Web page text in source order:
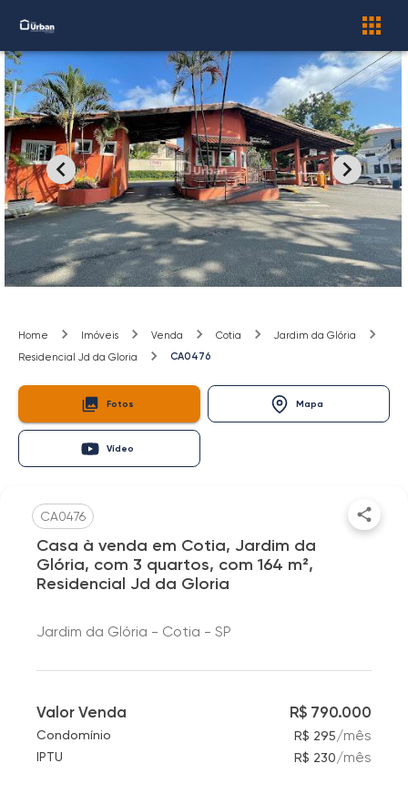
Home Imóveis Venda Cotia
Jardim da Glória
Residencial Jd da Gloria
CA0476
Fotos Mapa
Vídeo
CA0476
Casa à venda em Cotia, Jardim da
Glória, com 3 quartos, com 164 m²,
Residencial Jd da Gloria
Jardim da Glória - Cotia - SP
Valor Venda R$ 790.000
Condomínio R$ 295/mês
IPTU R$ 230/mês